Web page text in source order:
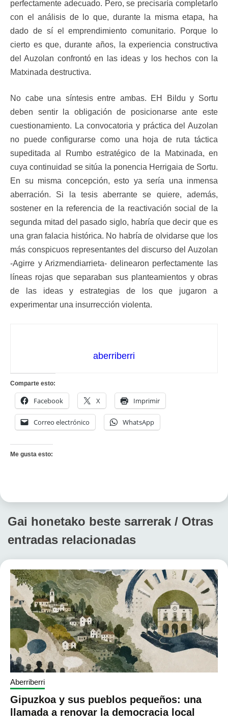
perfectamente adecuado. Pero, se precisaría completarlo
con el análisis de lo que, durante la misma etapa, ha
dado de sí el emprendimiento comunitario. Porque lo
cierto es que, durante años, la experiencia constructiva
del Auzolan confrontó en las ideas y los hechos con la
Matxinada destructiva.
No cabe una síntesis entre ambas. EH Bildu y Sortu
deben sentir la obligación de posicionarse ante este
cuestionamiento. La convocatoria y práctica del Auzolan
no puede configurarse como una hoja de ruta táctica
supeditada al Rumbo estratégico de la Matxinada, en
cuya continuidad se sitúa la ponencia Herrigaia de Sortu.
En su misma concepción, esto ya sería una inmensa
aberración. Si la tesis aberrante se quiere, además,
sostener en la referencia de la reactivación social de la
segunda mitad del pasado siglo, habría que decir que es
una gran falacia histórica. No habría de olvidarse que los
más conspicuos representantes del discurso del Auzolan
-Agirre y Arizmendiarrieta- delinearon perfectamente las
líneas rojas que separaban sus planteamientos y obras
de las ideas y estrategias de los que jugaron a
experimentar una insurrección violenta.
aberriberri
Comparte esto:
Facebook X Imprimir
Correo electrónico WhatsApp
Me gusta esto:
Gai honetako beste sarrerak / Otras
entradas relacionadas
Aberriberri
Gipuzkoa y sus pueblos pequeños: una
llamada a renovar la democracia local